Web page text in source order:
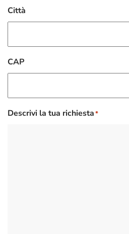
Città
CAP
Descrivi la tua richiesta*